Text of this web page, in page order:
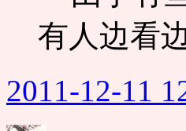
有人边看
2011-12-11